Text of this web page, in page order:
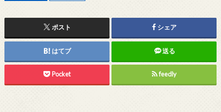
ポスト シェア
はてブ 送る
Pocket feedly